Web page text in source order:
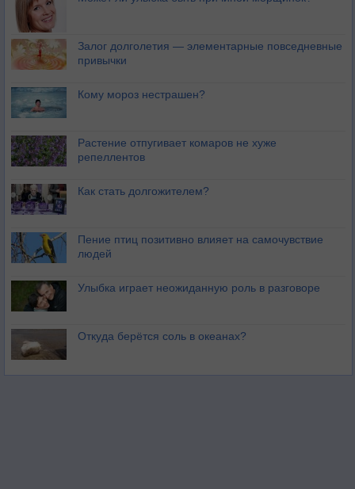
Залог долголетия — элементарные повседневные
привычки
Кому мороз нестрашен?
Растение отпугивает комаров не хуже
репеллентов
Как стать долгожителем?
Пение птиц позитивно влияет на самочувствие
людей
Улыбка играет неожиданную роль в разговоре
Откуда берётся соль в океанах?